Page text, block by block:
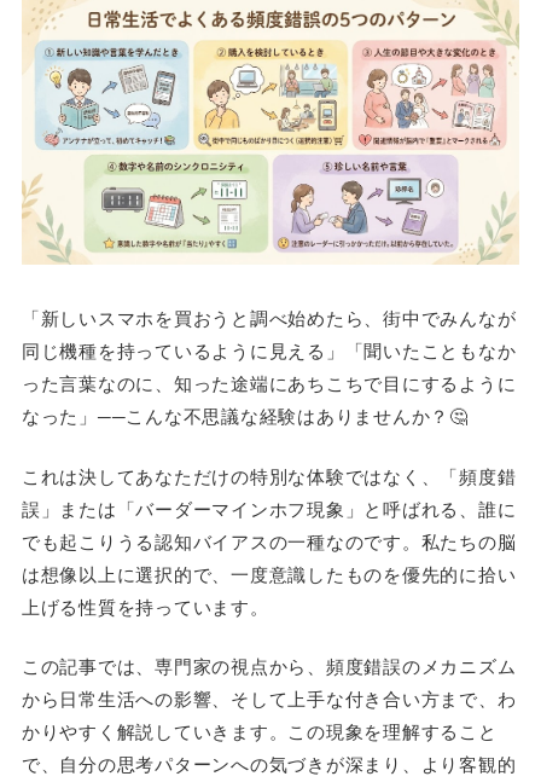
「新しいスマホを買おうと調べ始めたら、街中でみんなが
同じ機種を持っているように見える」「聞いたこともなか
った言葉なのに、知った途端にあちこちで目にするように
なった」──こんな不思議な経験はありませんか？🤔
これは決してあなただけの特別な体験ではなく、「頻度錯
誤」または「バーダーマインホフ現象」と呼ばれる、誰に
でも起こりうる認知バイアスの一種なのです。私たちの脳
は想像以上に選択的で、一度意識したものを優先的に拾い
上げる性質を持っています。
この記事では、専門家の視点から、頻度錯誤のメカニズム
から日常生活への影響、そして上手な付き合い方まで、わ
かりやすく解説していきます。この現象を理解すること
で、自分の思考パターンへの気づきが深まり、より客観的